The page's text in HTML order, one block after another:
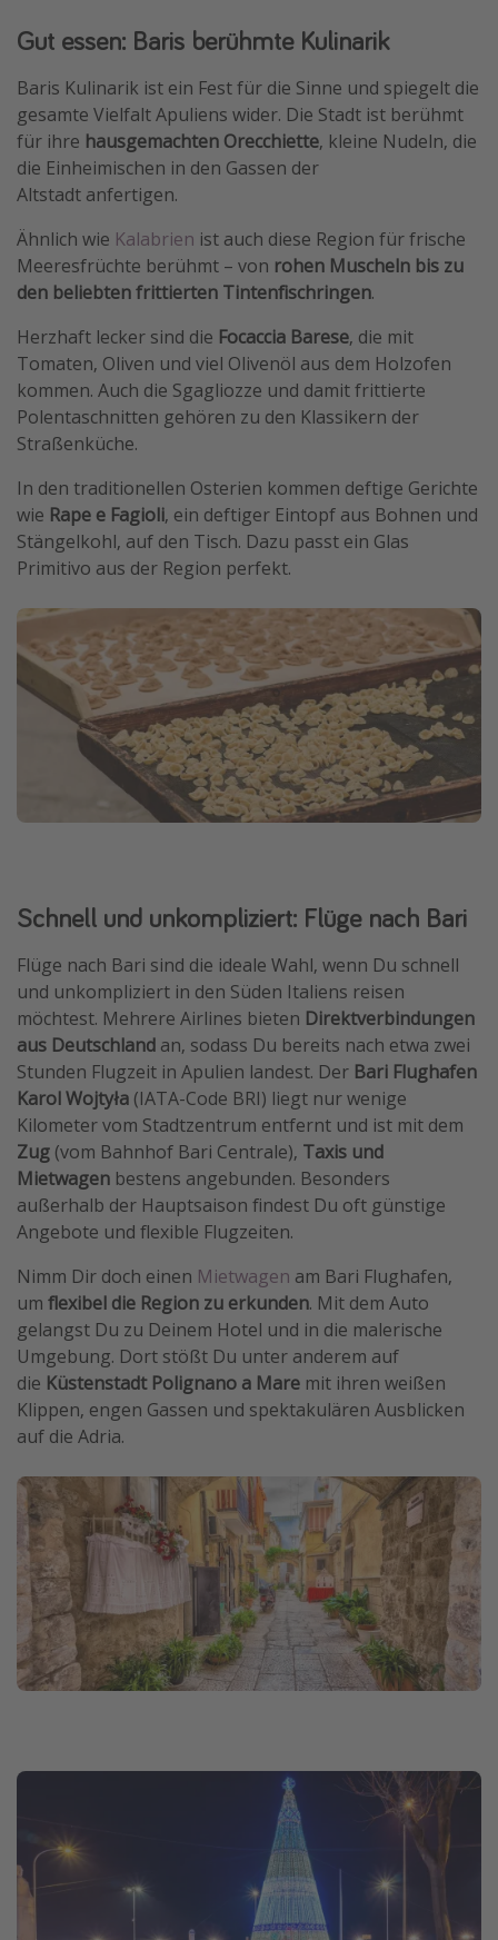
Gut essen: Baris berühmte Kulinarik
Baris Kulinarik ist ein Fest für die Sinne und spiegelt die
gesamte Vielfalt Apuliens wider. Die Stadt ist berühmt
für ihre hausgemachten Orecchiette, kleine Nudeln, die
die Einheimischen in den Gassen der
Altstadt anfertigen.
Ähnlich wie Kalabrien ist auch diese Region für frische
Meeresfrüchte berühmt – von rohen Muscheln bis zu
den beliebten frittierten Tintenfischringen.
Herzhaft lecker sind die Focaccia Barese, die mit
Tomaten, Oliven und viel Olivenöl aus dem Holzofen
kommen. Auch die Sgagliozze und damit frittierte
Polentaschnitten gehören zu den Klassikern der
Straßenküche.
In den traditionellen Osterien kommen deftige Gerichte
wie Rape e Fagioli, ein deftiger Eintopf aus Bohnen und
Stängelkohl, auf den Tisch. Dazu passt ein Glas
Primitivo aus der Region perfekt.
Schnell und unkompliziert: Flüge nach Bari
Flüge nach Bari sind die ideale Wahl, wenn Du schnell
und unkompliziert in den Süden Italiens reisen
möchtest. Mehrere Airlines bieten Direktverbindungen
aus Deutschland an, sodass Du bereits nach etwa zwei
Stunden Flugzeit in Apulien landest. Der Bari Flughafen
Karol Wojtyła (IATA-Code BRI) liegt nur wenige
Kilometer vom Stadtzentrum entfernt und ist mit dem
Zug (vom Bahnhof Bari Centrale), Taxis und
Mietwagen bestens angebunden. Besonders
außerhalb der Hauptsaison findest Du oft günstige
Angebote und flexible Flugzeiten.
Nimm Dir doch einen Mietwagen am Bari Flughafen,
um flexibel die Region zu erkunden. Mit dem Auto
gelangst Du zu Deinem Hotel und in die malerische
Umgebung. Dort stößt Du unter anderem auf
die Küstenstadt Polignano a Mare mit ihren weißen
Klippen, engen Gassen und spektakulären Ausblicken
auf die Adria.